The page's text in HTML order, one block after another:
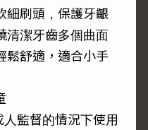
細刷頭，保護牙齦
清潔牙齒多個曲面
鬆舒適，適合小手
監督的情況下使用